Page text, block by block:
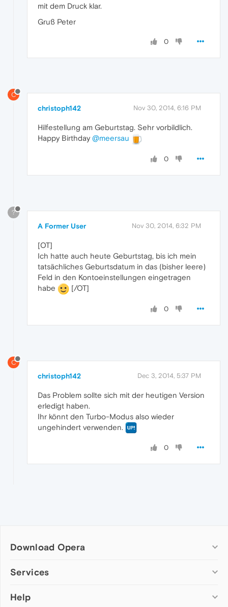
mit dem Druck klar.
Gruß Peter
0
C
christoph142 Nov 30, 2014, 6:16 PM
Hilfestellung am Geburtstag. Sehr vorbildlich.
Happy Birthday @meersau
0
?
A Former User Nov 30, 2014, 6:32 PM
[OT]
Ich hatte auch heute Geburtstag, bis ich mein
tatsächliches Geburtsdatum in das (bisher leere)
Feld in den Kontoeinstellungen eingetragen
habe
[/OT]
0
C
christoph142 Dec 3, 2014, 5:37 PM
Das Problem sollte sich mit der heutigen Version
erledigt haben.
Ihr könnt den Turbo-Modus also wieder
ungehindert verwenden.
0
Download Opera
Computer browsers
Opera for Mac
Services
Add-ons
Help